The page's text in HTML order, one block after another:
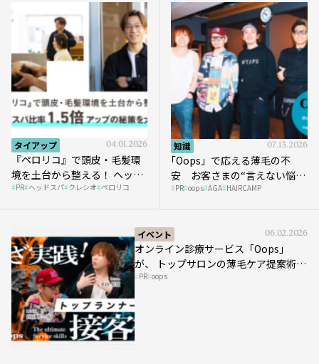
タイアップ 04.01.2026
『ペロリコ』で頭皮・毛髪環
境を土台から整える！ ヘッド
スパ比率1.5倍アップの秘策を
PR ヘッドスパ クレシオ ペロリコ
知識 07.13.2026
｢Oops」で応える薄毛の不
安 お客さまの“言えない悩
み”にどう向き合う？ ＃01
PR oops AGA HAIRCAMP
イベント 06.02.2026
オンライン診療サービス「Oops」
が、 トップサロンの薄毛ケア提案術を
HAIRCAMPで公開！
PR oops